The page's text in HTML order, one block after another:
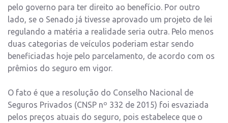
pelo governo para ter direito ao benefício. Por outro
lado, se o Senado já tivesse aprovado um projeto de lei
regulando a matéria a realidade seria outra. Pelo menos
duas categorias de veículos poderiam estar sendo
beneficiadas hoje pelo parcelamento, de acordo com os
prêmios do seguro em vigor.
O fato é que a resolução do Conselho Nacional de
Seguros Privados (CNSP nº 332 de 2015) foi esvaziada
pelos preços atuais do seguro, pois estabelece que o